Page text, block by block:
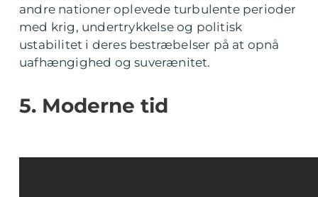
andre nationer oplevede turbulente perioder
med krig, undertrykkelse og politisk
ustabilitet i deres bestræbelser på at opnå
uafhængighed og suverænitet.
5. Moderne tid